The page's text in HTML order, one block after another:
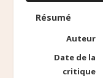
Résumé
Auteur
Date de la
critique